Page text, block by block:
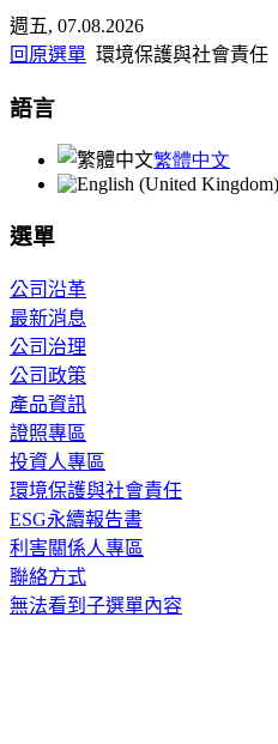
週五, 07.08.2026
回原選單 環境保護與社會責任
語言
繁體中文
選單
公司沿革
最新消息
公司治理
公司政策
產品資訊
證照專區
投資人專區
環境保護與社會責任
ESG永續報告書
利害關係人專區
聯絡方式
無法看到子選單內容